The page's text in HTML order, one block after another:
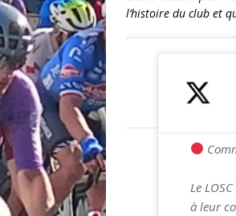
l’histoire du club et
Le
à leur